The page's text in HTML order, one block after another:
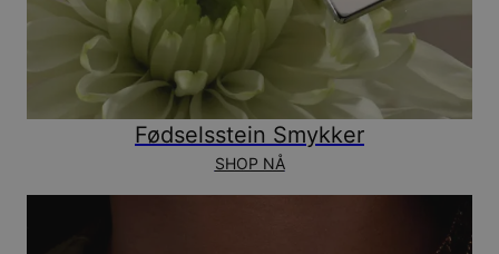
Fødselsstein Smykker
SHOP NÅ